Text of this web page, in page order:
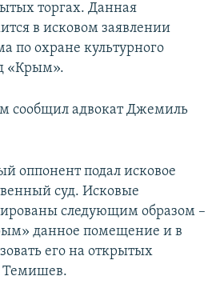
торгах. Данная
в исковом заявлении
по охране культурного
«Крым».
сообщил адвокат Джемиль
оппонент подал исковое
суд. Исковые
следующим образом –
данное помещение и в
его на открытых
Темишев.